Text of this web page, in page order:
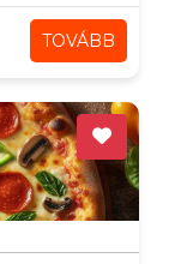
TOVÁBB